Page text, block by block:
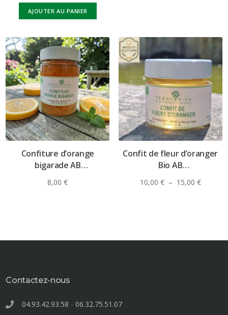
AJOUTER AU PANIER
Confiture d’orange
bigarade AB
Pot de 200 g.
8,00€
Confit de fleur d’oranger
Bio AB
10,00 € – 15,00 €
Contactez-nous
04.93.42.93.58 - 06.32.75.51.07